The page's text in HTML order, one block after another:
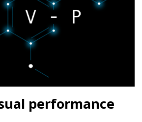
performance